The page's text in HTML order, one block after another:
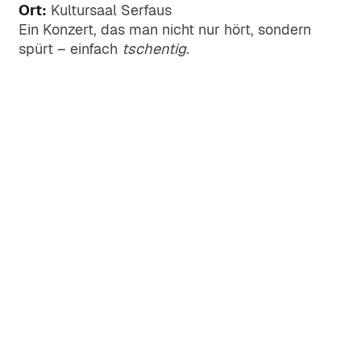
Ort: Kultursaal Serfaus
Ein Konzert, das man nicht nur hört, sondern
spürt – einfach tschentig.